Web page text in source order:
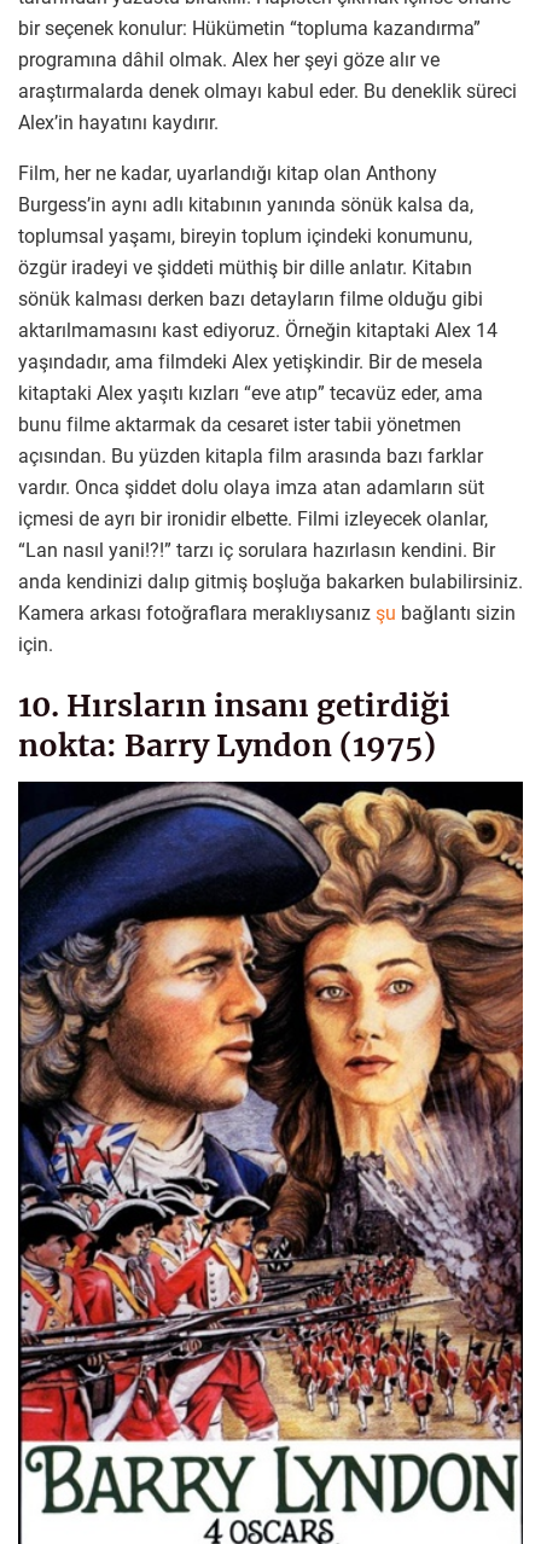
bir seçenek konulur: Hükümetin “topluma kazandırma”
programına dâhil olmak. Alex her şeyi göze alır ve
araştırmalarda denek olmayı kabul eder. Bu deneklik süreci
Alex’in hayatını kaydırır.
Film, her ne kadar, uyarlandığı kitap olan Anthony
Burgess’in aynı adlı kitabının yanında sönük kalsa da,
toplumsal yaşamı, bireyin toplum içindeki konumunu,
özgür iradeyi ve şiddeti müthiş bir dille anlatır. Kitabın
sönük kalması derken bazı detayların filme olduğu gibi
aktarılmamasını kast ediyoruz. Örneğin kitaptaki Alex 14
yaşındadır, ama filmdeki Alex yetişkindir. Bir de mesela
kitaptaki Alex yaşıtı kızları “eve atıp” tecavüz eder, ama
bunu filme aktarmak da cesaret ister tabii yönetmen
açısından. Bu yüzden kitapla film arasında bazı farklar
vardır. Onca şiddet dolu olaya imza atan adamların süt
içmesi de ayrı bir ironidir elbette. Filmi izleyecek olanlar,
“Lan nasıl yani!?!” tarzı iç sorulara hazırlasın kendini. Bir
anda kendinizi dalıp gitmiş boşluğa bakarken bulabilirsiniz.
Kamera arkası fotoğraflara meraklıysanız şu bağlantı sizin
için.
10. Hırsların insanı getirdiği
nokta: Barry Lyndon (1975)